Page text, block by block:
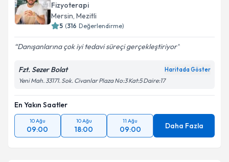
Fizyoterapi
Mersin, Mezitli
5 (316 Değerlendirme)
Danışanlarına çok iyi tedavi süreçi gerçekleştiriyor
Fzt. Sezer Bolat Haritada Göster
Yeni Mah. 33171. Sok. Civanlar Plaza No:3 Kat:5 Daire:17
En Yakın Saatler
10 Ağu
09:00
10 Ağu
18:00
11 Ağu
09:00 Daha Fazla